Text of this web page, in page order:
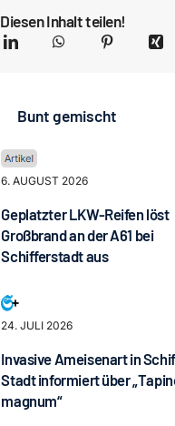
Diesen Inhalt teilen!
Bunt gemischt
6. AUGUST 2026
Geplatzter LKW-Reifen löst
Großbrand an der A61 bei
Schifferstadt aus
24. JULI 2026
Invasive Ameisenart in
Stadt informiert über
magnum“